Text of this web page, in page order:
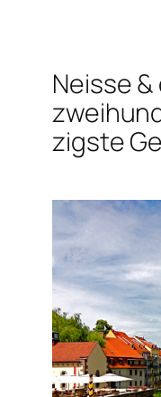
Neisse &
zigste